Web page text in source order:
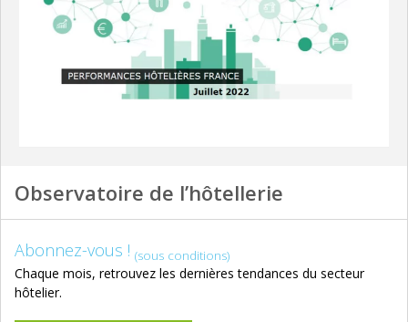
Observatoire de l’hôtellerie
Abonnez-vous ! (sous conditions)
Chaque mois, retrouvez les dernières tendances du secteur
hôtelier.